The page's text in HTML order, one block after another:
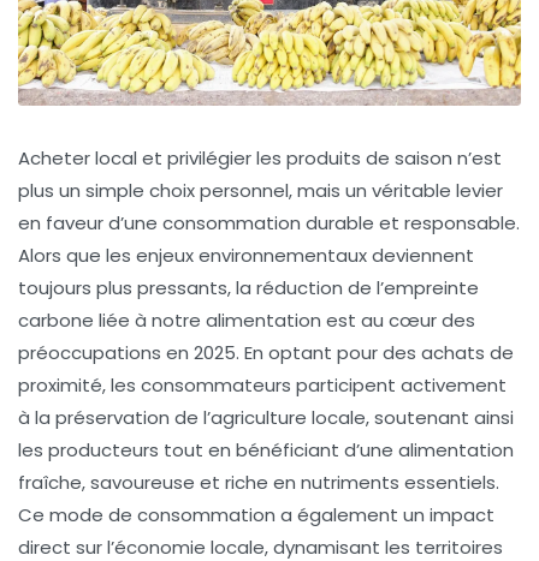
Acheter local et privilégier les produits de saison n’est
plus un simple choix personnel, mais un véritable levier
en faveur d’une consommation durable et responsable.
Alors que les enjeux environnementaux deviennent
toujours plus pressants, la réduction de l’empreinte
carbone liée à notre alimentation est au cœur des
préoccupations en 2025. En optant pour des achats de
proximité, les consommateurs participent activement
à la préservation de l’agriculture locale, soutenant ainsi
les producteurs tout en bénéficiant d’une alimentation
fraîche, savoureuse et riche en nutriments essentiels.
Ce mode de consommation a également un impact
direct sur l’économie locale, dynamisant les territoires